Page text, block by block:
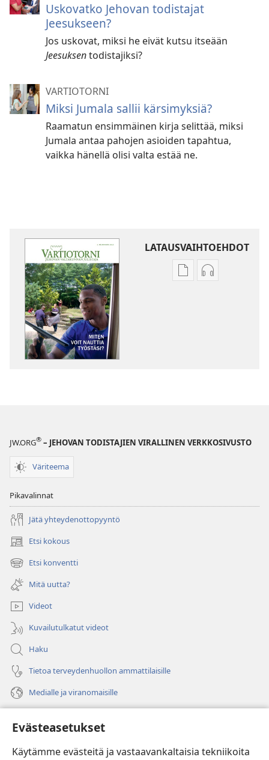
Evästeasetukset
Käytämme evästeitä ja vastaavankaltaisia tekniikoita
Uskovatko Jehovan todistajat
Jeesukseen?
Jos uskovat, miksi he eivät kutsu itseään
Jeesuksentodistajiksi?
VARTIOTORNI
Miksi Jumala sallii kärsimyksiä?
Raamatun ensimmäinen kirja selittää, miksi
Jumala antaa pahojen asioiden tapahtua,
vaikka hänellä olisi valta estää ne.
LATAUSVAIHTOEHDOT
JulkaisujenÄänitteiden
JW.ORG® – JEHOVAN TODISTAJIEN VIRALLINEN VERKKOSIVUSTO
Väriteema
Pikavalinnat
Jätä yhteydenottopyyntö
Etsi kokous
(avaa
uuden
ikkunan)
Etsi konventti
(avaa
uuden
ikkunan)
Mitä uutta?
Videot
Kuvailutulkatut videot
Haku
Tietoa terveydenhuollon ammattilaisille
Medialle ja viranomaisille
(avaa